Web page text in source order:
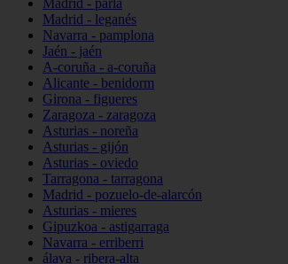
Madrid - parla
Madrid - leganés
Navarra - pamplona
Jaén - jaén
A-coruña - a-coruña
Alicante - benidorm
Girona - figueres
Zaragoza - zaragoza
Asturias - noreña
Asturias - gijón
Asturias - oviedo
Tarragona - tarragona
Madrid - pozuelo-de-alarcón
Asturias - mieres
Gipuzkoa - astigarraga
Navarra - erriberri
álava - ribera-alta